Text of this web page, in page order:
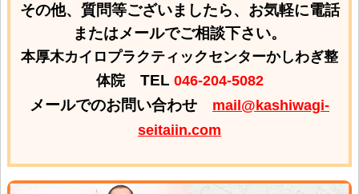
その他、質問等ございましたら、お気軽に電話
またはメールでご相談下さい。
本厚木カイロプラクティックセンターかしわぎ整
体院TEL 046-204-5082
メールでのお問い合わせ mail@kashiwagi-
seitaiin.com